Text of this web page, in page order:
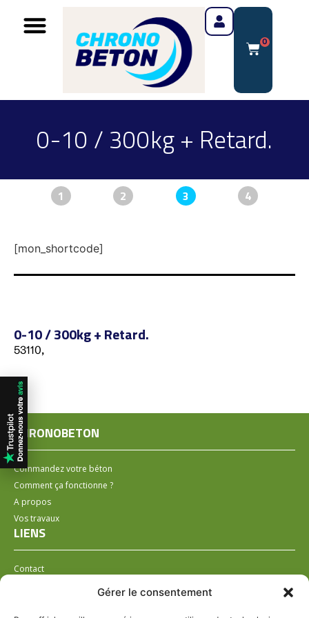
Gérer le consentement
0
0-10 / 300kg + Retard.
1 2 3 4
[mon_shortcode]
0-10 / 300kg + Retard.
53110,
CHRONOBETON
Commandez votre béton
Comment ça fonctionne ?
A propos
Vos travaux
LIENS
Contact